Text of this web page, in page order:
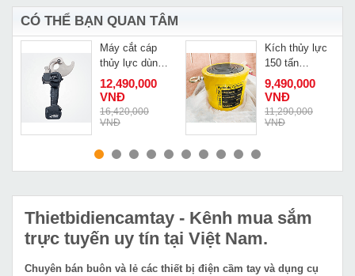
CÓ THỂ BẠN QUAN TÂM
MUA NGAY
Máy cắt cáp
thủy lực dùng
pin Changyou
cao cấp EC-
50M
12,490,000
VNĐ
16,420,000
VNĐ
MUA NGAY
Kích thủy lực
150 tấn
100mm
Changyou
RSC-150100
9,490,000
VNĐ
11,290,000
VNĐ
Thietbidiencamtay - Kênh mua sắm
trực tuyến uy tín tại Việt Nam.
Chuyên bán buôn và lẻ các thiết bị điện cầm tay và dụng cụ